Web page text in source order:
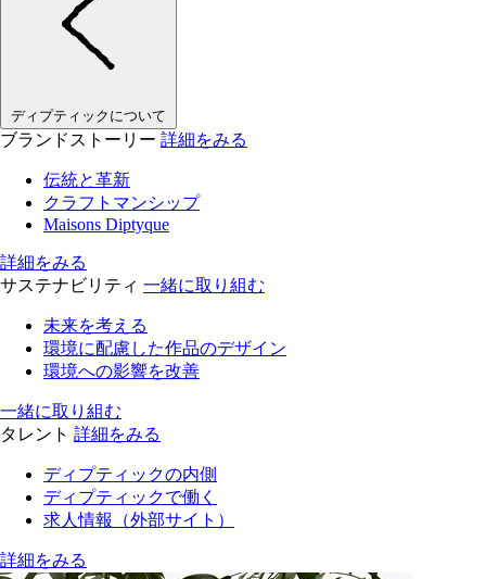
ディプティックについて
ブランドストーリー 詳細をみる
伝統と革新
クラフトマンシップ
Maisons Diptyque
詳細をみる
サステナビリティ 一緒に取り組む
未来を考える
環境に配慮した作品のデザイン
環境への影響を改善
一緒に取り組む
タレント 詳細をみる
ディプティックの内側
ディプティックで働く
求人情報（外部サイト）
詳細をみる